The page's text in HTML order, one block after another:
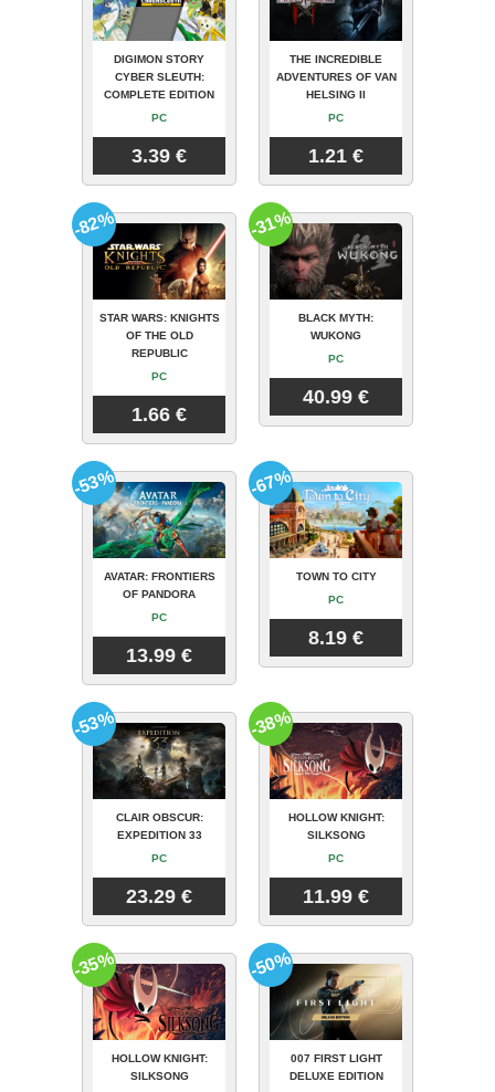
DIGIMON STORY
CYBER SLEUTH:
COMPLETE EDITION
PC
3.39 €
THE INCREDIBLE
ADVENTURES OF VAN
HELSING II
PC
1.21 €
STAR WARS: KNIGHTS
OF THE OLD
REPUBLIC
PC
1.66 €
-82%
BLACK MYTH:
WUKONG
PC
40.99 €
-31%
AVATAR: FRONTIERS
OF PANDORA
PC
13.99 €
-53%
TOWN TO CITY
PC
8.19 €
-67%
CLAIR OBSCUR:
EXPEDITION 33
PC
23.29 €
-53%
HOLLOW KNIGHT:
SILKSONG
PC
11.99 €
-38%
HOLLOW KNIGHT:
SILKSONG
-35%
007 FIRST LIGHT
DELUXE EDITION
-50%